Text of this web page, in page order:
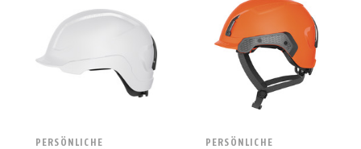
PERSÖNLICHE
PERSÖNLICHE